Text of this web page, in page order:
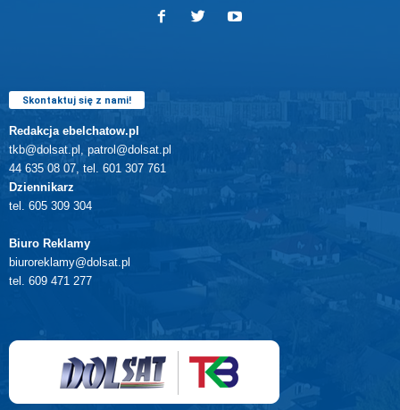
Skontaktuj się z nami!
Redakcja ebelchatow.pl
tkb@dolsat.pl, patrol@dolsat.pl
44 635 08 07, tel. 601 307 761
Dziennikarz
tel. 605 309 304
Biuro Reklamy
biuroreklamy@dolsat.pl
tel. 609 471 277